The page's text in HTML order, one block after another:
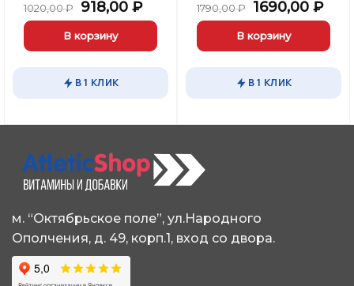
1020,00₽
Первоначальная
цена
составляла
1020,00 ₽.
918,00 ₽Текущая
цена:
В корзину
В 1 КЛИК
1790,00₽
цена
составляла
1790,00 ₽.
1690,00 ₽
В корзину
В 1 КЛИК
м. “Октябрьское поле”, ул.Народного
Ополчения, д. 49, корп.1, вход со двора.